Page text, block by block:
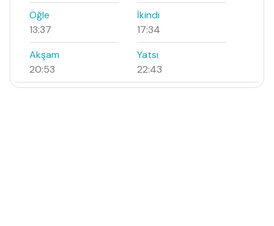
Öğle
13:37
İkindi
17:34
Akşam
20:53
Yatsı
22:43